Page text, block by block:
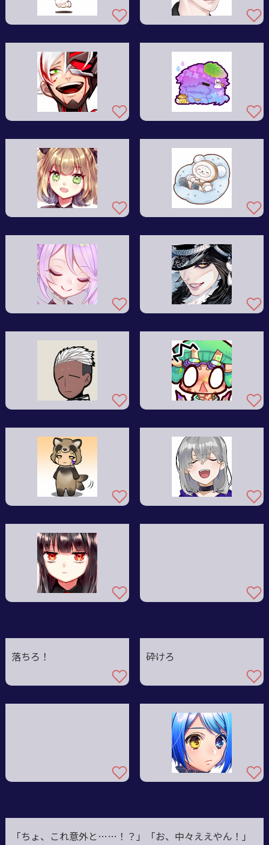
落ちろ！ 砕けろ
「ちょ、これ意外と ……！？」「お、中々ええやん！」